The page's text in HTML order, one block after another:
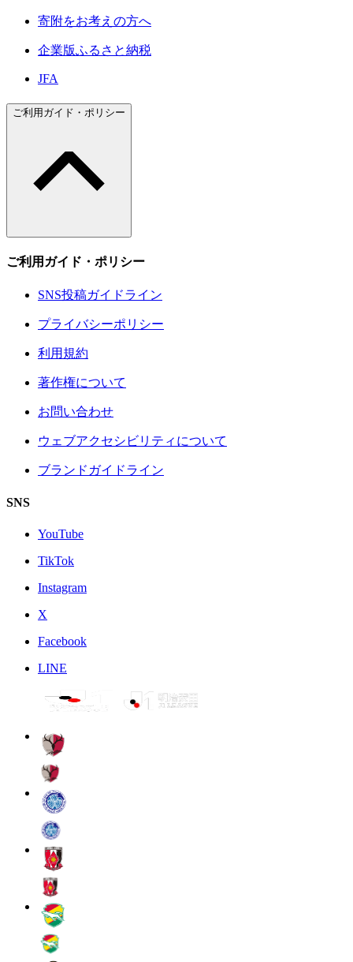
寄附をお考えの方へ
企業版ふるさと納税
JFA
ご利用ガイド・ポリシー
ご利用ガイド・ポリシー
SNS投稿ガイドライン
プライバシーポリシー
利用規約
著作権について
お問い合わせ
ウェブアクセシビリティについて
ブランドガイドライン
SNS
YouTube
TikTok
Instagram
X
Facebook
LINE